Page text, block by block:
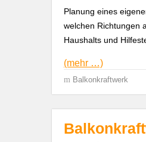
Planung eines
welchen Richtungen
Haushalts und
(mehr …)
Balkonkraftwerk